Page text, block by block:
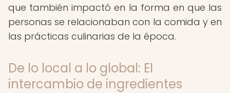
que también impactó en la forma en que las
personas se relacionaban con la comida y en
las prácticas culinarias de la época.
De lo local a lo global: El
intercambio de ingredientes